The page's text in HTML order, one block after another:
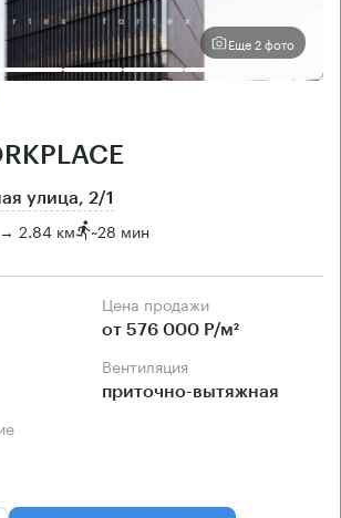
Еще 2 фото
улица, 2/1
2.84 км ~28 мин
Цена продажи
от 576 000 Р/м²
Вентиляция
приточно-вытяжная